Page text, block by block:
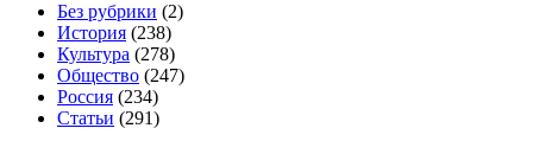
Без рубрики (2)
История (238)
Культура (278)
Общество (247)
Россия (234)
Статьи (291)